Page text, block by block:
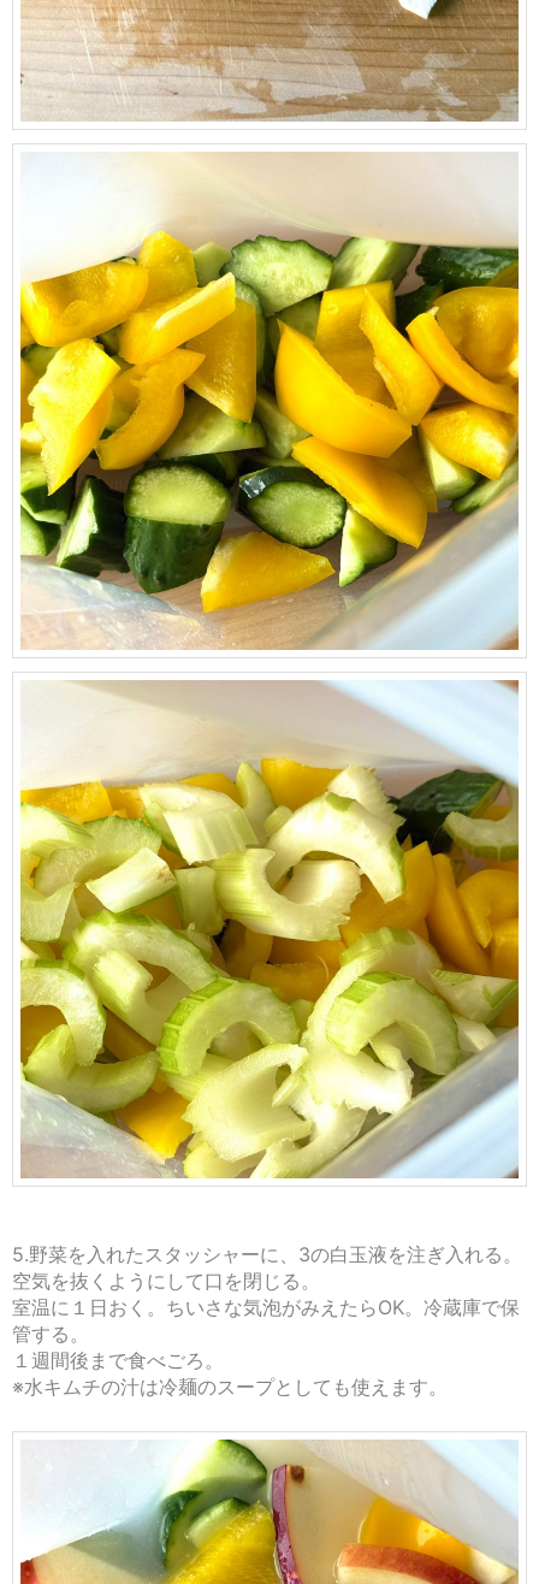
5.野菜を入れたスタッシャーに、3の白玉液を注ぎ入れる。
空気を抜くようにして口を閉じる。
室温に１日おく。ちいさな気泡がみえたらOK。冷蔵庫で保
管する。
１週間後まで食べごろ。
※水キムチの汁は冷麺のスープとしても使えます。